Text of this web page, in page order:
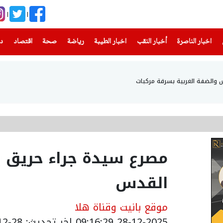
اخبار الناصرة
(current) أخبار النقب اخبار الطيبة(current) رياضة
(current) صحة(current) اقتصاد
مصرع سيدة جراء
القدس
موقع بانيت وقناة هلا